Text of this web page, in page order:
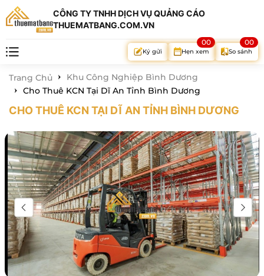
CÔNG TY TNHH DỊCH VỤ QUẢNG CÁO
THUEMATBANG.COM.VN
Ký gửi Hẹn xem
00
So sánh
00
Trang Chủ
Khu Công Nghiệp Bình Dương
Cho Thuê KCN Tại Dĩ An Tỉnh Bình Dương
CHO THUÊ KCN TẠI DĨ AN TỈNH BÌNH DƯƠNG